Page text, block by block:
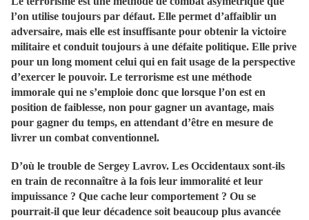
l’on utilise toujours par défaut. Elle permet d’affaiblir un
adversaire, mais elle est insuffisante pour obtenir la victoire
militaire et conduit toujours à une défaite politique. Elle prive
pour un long moment celui qui en fait usage de la perspective
d’exercer le pouvoir. Le terrorisme est une méthode
immorale qui ne s’emploie donc que lorsque l’on est en
position de faiblesse, non pour gagner un avantage, mais
pour gagner du temps, en attendant d’être en mesure de
livrer un combat conventionnel.
D’où le trouble de Sergey Lavrov. Les Occidentaux sont-ils
en train de reconnaître à la fois leur immoralité et leur
impuissance ? Que cache leur comportement ? Ou se
pourrait-il que leur décadence soit beaucoup plus avancée